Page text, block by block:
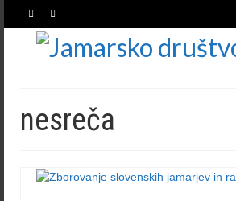
nesreča